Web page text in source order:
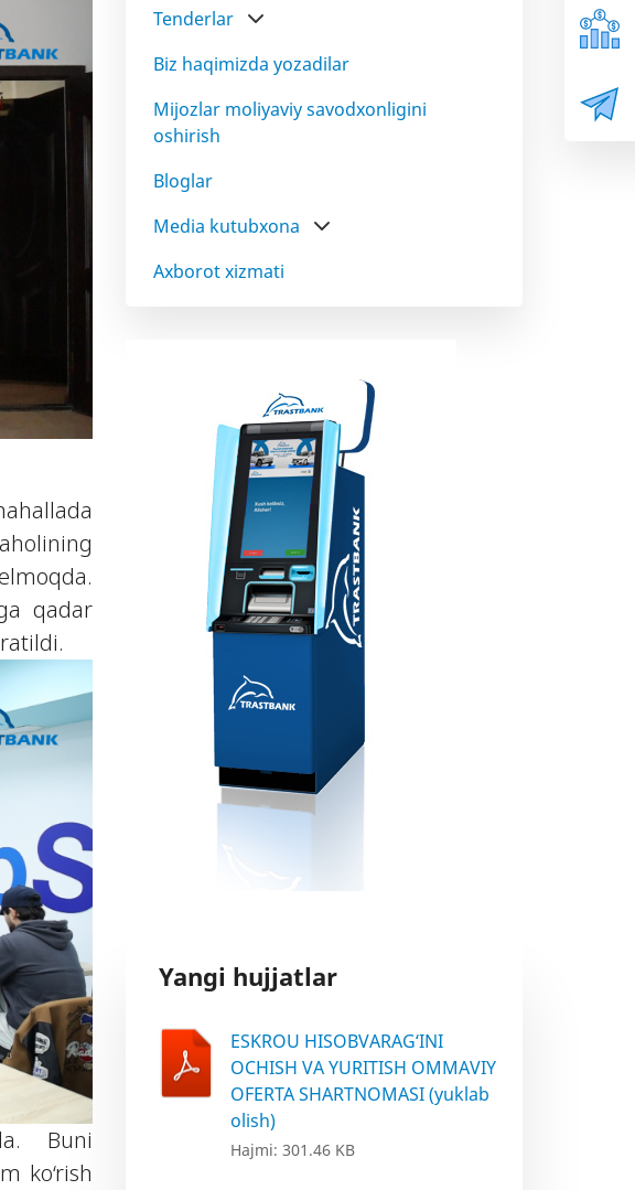
qadar
Buni
ko‘rish
Tenderlar
Biz haqimizda yozadilar
Mijozlar moliyaviy savodxonligini
oshirish
Bloglar
Media kutubxona
Axborot xizmati
Yangi hujjatlar
ESKROU HISOBVARAG‘INI
OCHISH VA YURITISH OMMAVIY
OFERTA SHARTNOMASI (yuklab
olish)
Hajmi: 301.46 KB